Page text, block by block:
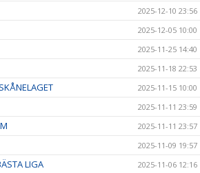
2025-12-10 23:56
2025-12-05 10:00
2025-11-25 14:40
2025-11-18 22:53
2025-11-15 10:00
2025-11-11 23:59
2025-11-11 23:57
2025-11-09 19:57
LIGA 2025-11-06 12:16